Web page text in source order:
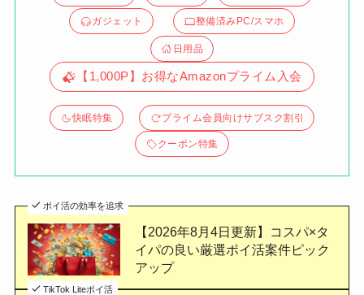
ガジェット 整備済みPC/スマホ
日用品
【1,000P】お得なAmazonプライム入会
快眠特集 プライム会員向けサブスク割引
クーポン特集
ポイ活の効率を追求
【2026年8月4日更新】コスパ×タ
イパの良い厳選ポイ活案件ピック
アップ
TikTok Liteポイ活